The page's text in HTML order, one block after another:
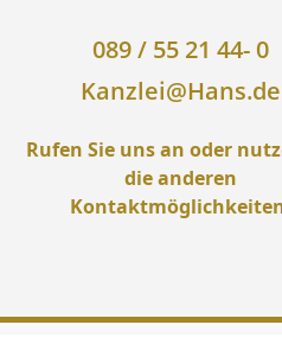
089 / 55 21 44- 0
Kanzlei@Hans.de
Rufen Sie uns an oder
die anderen